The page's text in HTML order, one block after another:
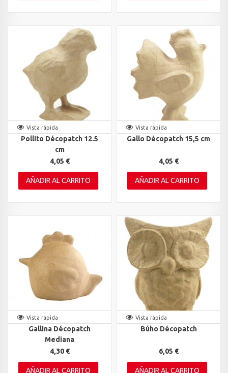
Vista rápida
Pollito Décopatch 12.5
cm
4,05 €
AÑADIR AL CARRITO
Vista rápida
Gallo Décopatch 15,5 cm
4,05 €
AÑADIR AL CARRITO
Vista rápida
Gallina Décopatch
Mediana
4,30 €
AÑADIR AL CARRITO
Vista rápida
Búho Décopatch
6,05 €
AÑADIR AL CARRITO